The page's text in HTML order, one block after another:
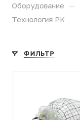
Оборудование —
Технология PK
ФИЛЬТР